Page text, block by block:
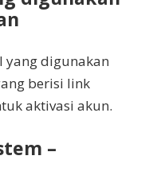
yang digunakan
berisi link
aktivasi akun.
–